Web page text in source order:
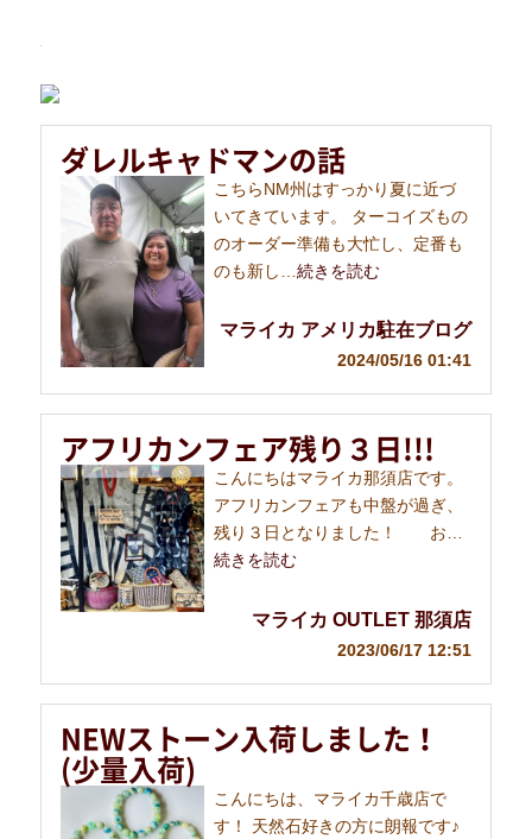
ダレルキャドマンの話
こちらNM州はすっかり夏に近づ
いてきています。 ターコイズもの
のオーダー準備も大忙し、定番も
のも新し…続きを読む
マライカ アメリカ駐在ブログ
2024/05/16 01:41
アフリカンフェア残り３日!!!
こんにちはマライカ那須店です。
アフリカンフェアも中盤が過ぎ、
残り３日となりました！ お…
続きを読む
マライカ OUTLET 那須店
2023/06/17 12:51
NEWストーン入荷しました！
(少量入荷)
こんにちは、マライカ千歳店で
す！ 天然石好きの方に朗報です♪